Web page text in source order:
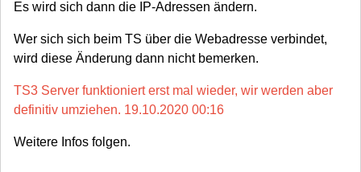
Es wird sich dann die IP-Adressen ändern.
Wer sich sich beim TS über die Webadresse verbindet,
wird diese Änderung dann nicht bemerken.
TS3 Server funktioniert erst mal wieder, wir werden aber
definitiv umziehen. 19.10.2020 00:16
Weitere Infos folgen.